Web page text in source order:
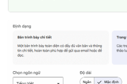
Nếu video có các bước
Kết thúc bằng một slide